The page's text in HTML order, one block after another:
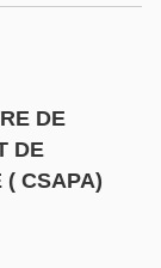
DE
DE
( CSAPA)